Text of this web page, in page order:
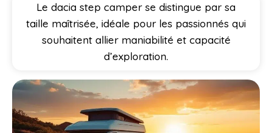
Le dacia step camper se distingue par sa
taille maîtrisée, idéale pour les passionnés qui
souhaitent allier maniabilité et capacité
d’exploration.